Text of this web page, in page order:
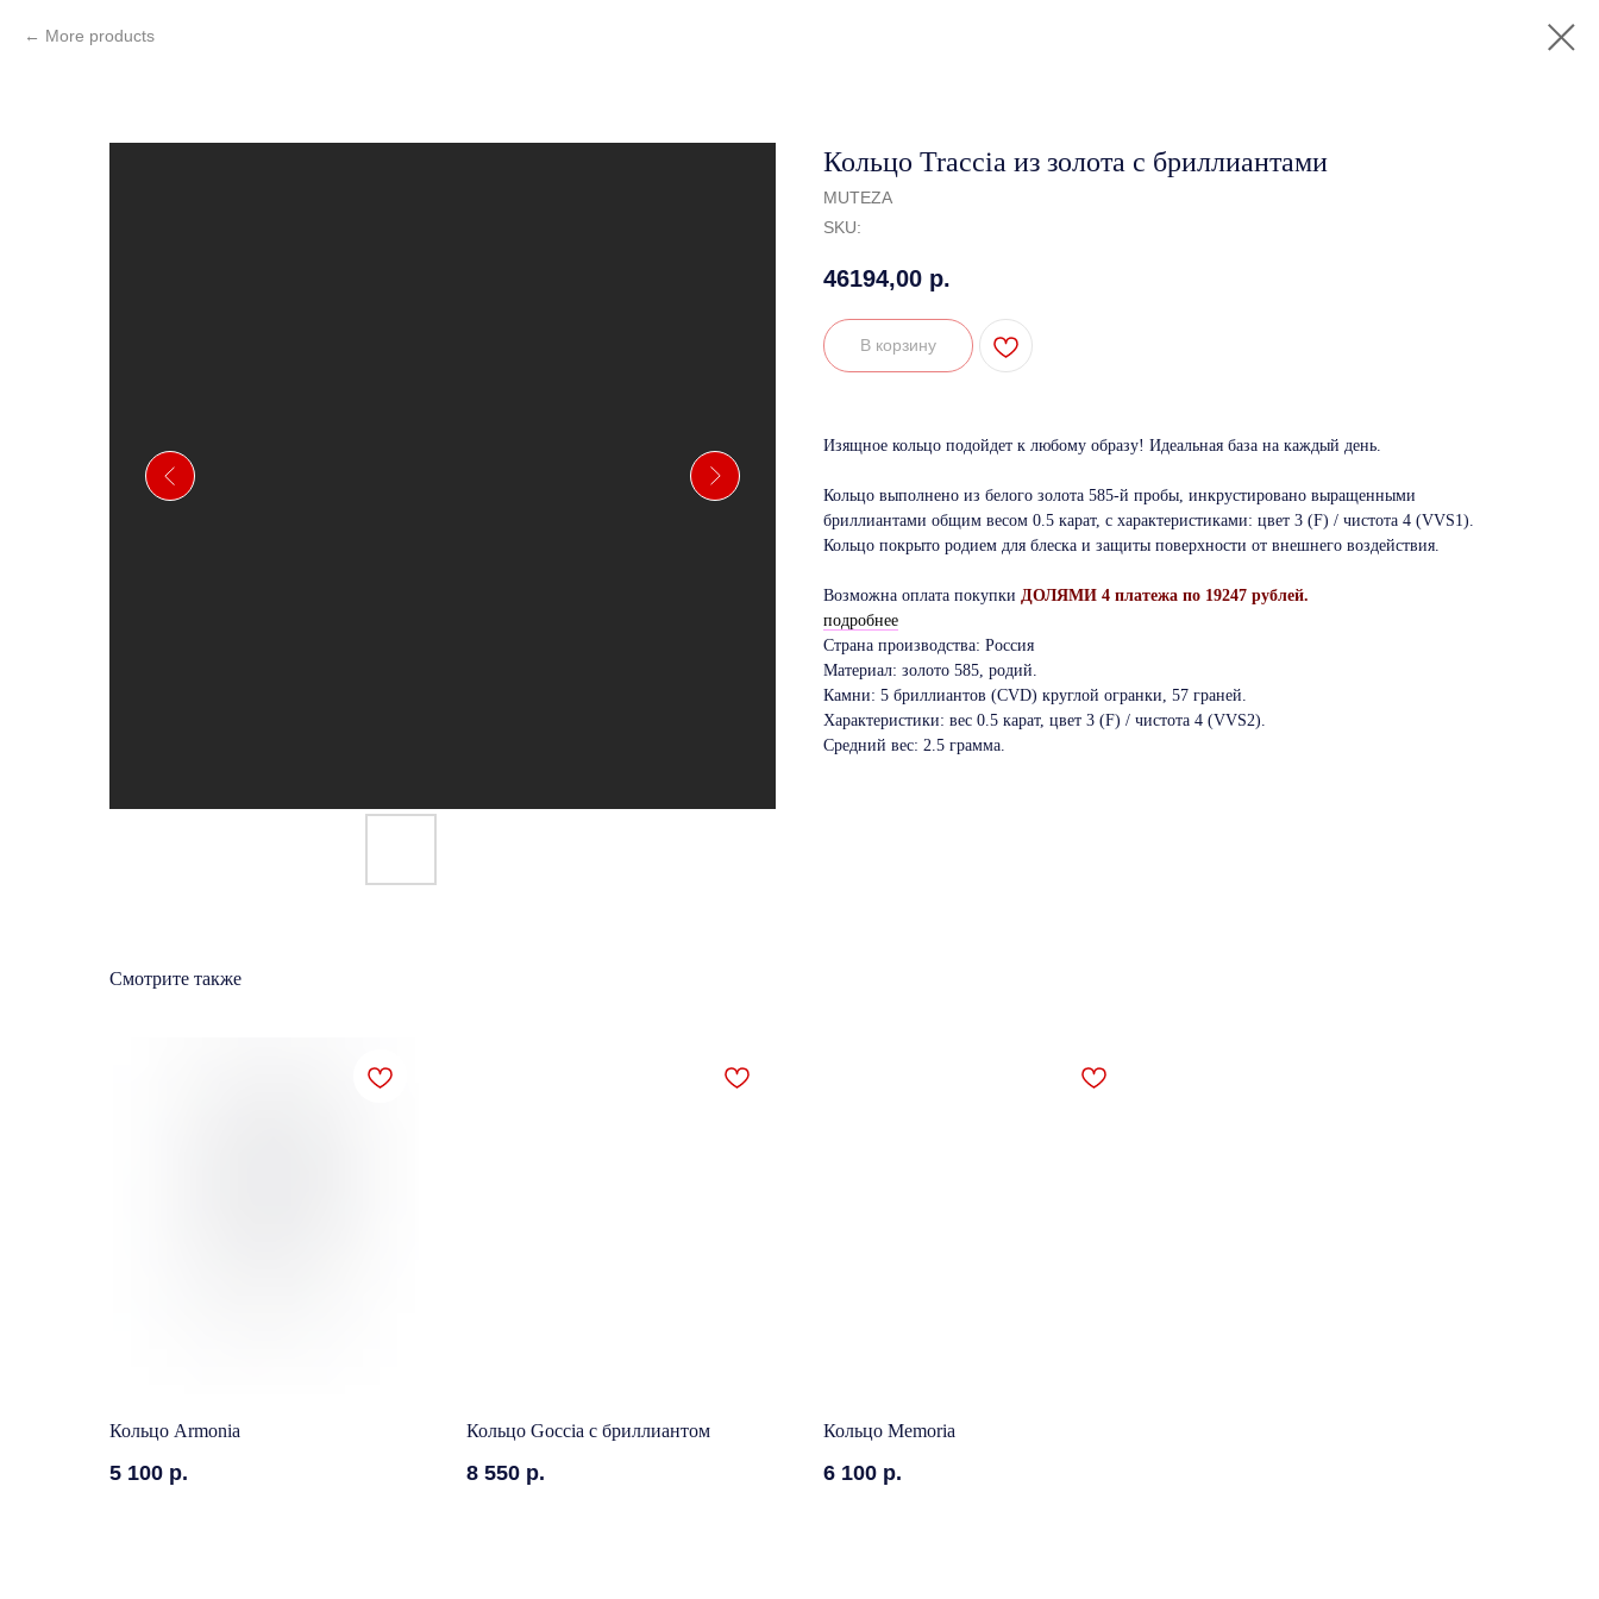
More products
Кольцо Traccia из золота с бриллиантами
MUTEZA
SKU:
46194,00 р.
В корзину
Изящное кольцо подойдет к любому образу! Идеальная база на каждый день.
Кольцо выполнено из белого золота 585-й пробы, инкрустировано выращенными
бриллиантами общим весом 0.5 карат, с характеристиками: цвет 3 (F) / чистота 4 (VVS1).
Кольцо покрыто родием для блеска и защиты поверхности от внешнего воздействия.
Возможна оплата покупки ДОЛЯМИ 4 платежа по 19247 рублей.
подробнее
Страна производства: Россия
Материал: золото 585, родий.
Камни: 5 бриллиантов (CVD) круглой огранки, 57 граней.
Характеристики: вес 0.5 карат, цвет 3 (F) / чистота 4 (VVS2).
Средний вес: 2.5 грамма.
Смотрите также
Кольцо Armonia
5 100 р.
Кольцо Goccia с бриллиантом
8 550 р.
Кольцо Memoria
6 100 р.